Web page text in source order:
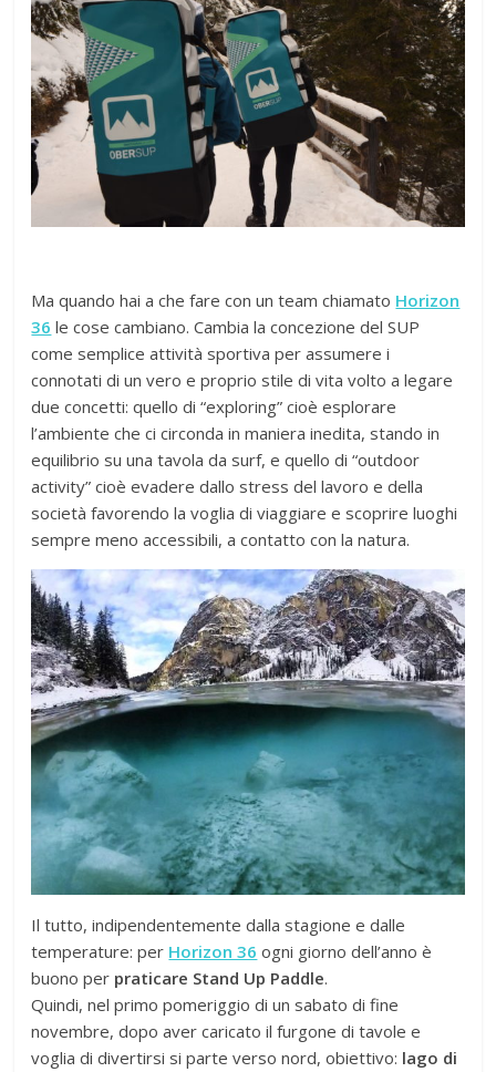
Ma quando hai a che fare con un team chiamato Horizon
36 le cose cambiano. Cambia la concezione del SUP
come semplice attività sportiva per assumere i
connotati di un vero e proprio stile di vita volto a legare
due concetti: quello di “exploring” cioè esplorare
l’ambiente che ci circonda in maniera inedita, stando in
equilibrio su una tavola da surf, e quello di “outdoor
activity” cioè evadere dallo stress del lavoro e della
società favorendo la voglia di viaggiare e scoprire luoghi
sempre meno accessibili, a contatto con la natura.
Il tutto, indipendentemente dalla stagione e dalle
temperature: per Horizon 36 ogni giorno dell’anno è
buono per praticare Stand Up Paddle.
Quindi, nel primo pomeriggio di un sabato di fine
novembre, dopo aver caricato il furgone di tavole e
voglia di divertirsi si parte verso nord, obiettivo: lago di